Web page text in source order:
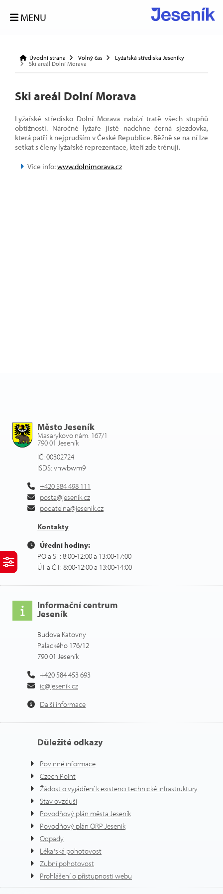
MENU
Úvodní strana Volný čas
Lyžařská střediska Jeseníky
Ski areál Dolní Morava
Ski areál Dolní Morava
Lyžařské středisko Dolní Morava nabízí tratě všech stupňů
obtížnosti. Náročné lyžaře jistě nadchne černá sjezdovka,
která patří k nejprudším v České Republice. Běžně se na ní lze
setkat s členy lyžařské reprezentace, kteří zde trénují.
Více info:www.dolnimorava.cz
Město Jeseník
Masarykovo nám. 167/1
790 01 Jeseník
IČ: 00302724
ISDS: vhwbwm9
+420 584 498 111
posta@jesenik.cz
podatelna@jesenik.cz
Kontakty
Úřední hodiny:
PO a ST: 8:00-12:00 a 13:00-17:00
ÚT a ČT: 8:00-12:00 a 13:00-14:00
Informační centrum
Jeseník
Budova Katovny
Palackého 176/12
790 01 Jeseník
+420 584 453 693
ic@jesenik.cz
Další informace
Důležité odkazy
Povinné informace
Czech Point
Žádost o vyjádření k existenci technické infrastruktury
Stav ovzduší
Povodňový plán města Jeseník
Povodňový plán ORP Jeseník
Odpady
Lékařská pohotovost
Zubní pohotovost
Prohlášení o přístupnosti webu